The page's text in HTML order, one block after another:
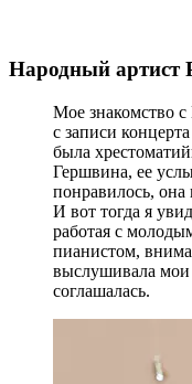
Народный
Мое знакомство
с записи
была
Гершвина, ее
понравилось, она
И вот тогда я
работая с
пианистом,
выслушивала мои
соглашалась.